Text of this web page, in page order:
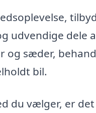
udvendige dele
og sæder,
bil.
du vælger, er